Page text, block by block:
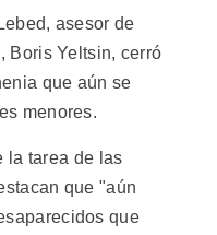
asesor de
Boris Yeltsin, cerró
que aún se
menores.
la tarea de las
que "aún
que